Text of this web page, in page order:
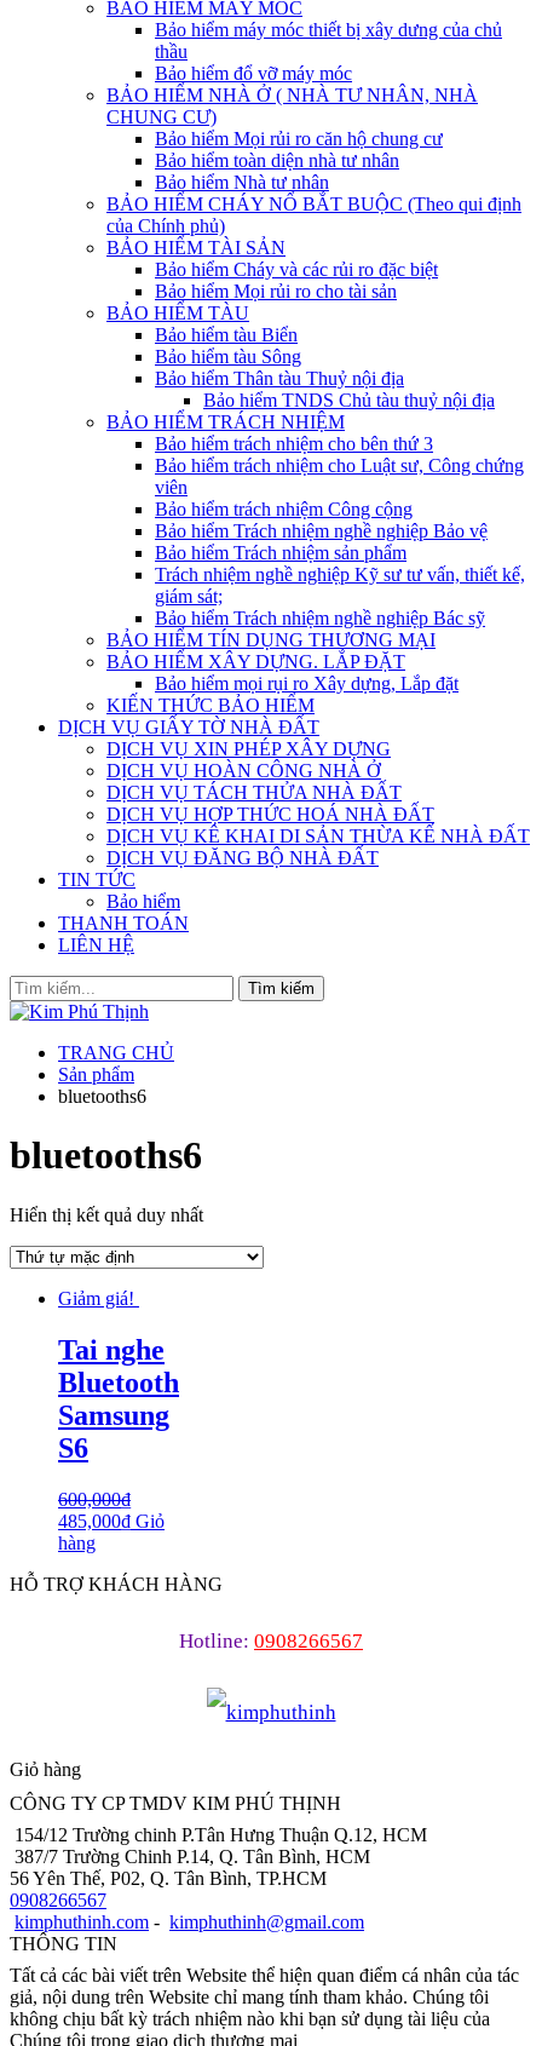
BẢO HIỂM MÁY MÓC
Bảo hiểm máy móc thiết bị xây dưng của chủ
thầu
Bảo hiểm đổ vỡ máy móc
BẢO HIỂM NHÀ Ở ( NHÀ TƯ NHÂN, NHÀ
CHUNG CƯ)
Bảo hiểm Mọi rủi ro căn hộ chung cư
Bảo hiểm toàn diện nhà tư nhân
Bảo hiểm Nhà tư nhân
BẢO HIỂM CHÁY NỔ BẮT BUỘC (Theo qui định
của Chính phủ)
BẢO HIỂM TÀI SẢN
Bảo hiểm Cháy và các rủi ro đặc biệt
Bảo hiểm Mọi rủi ro cho tài sản
BẢO HIỂM TÀU
Bảo hiểm tàu Biển
Bảo hiểm tàu Sông
Bảo hiểm Thân tàu Thuỷ nội địa
Bảo hiểm TNDS Chủ tàu thuỷ nội địa
BẢO HIỂM TRÁCH NHIỆM
Bảo hiểm trách nhiệm cho bên thứ 3
Bảo hiểm trách nhiệm cho Luật sư, Công chứng
viên
Bảo hiểm trách nhiệm Công cộng
Bảo hiểm Trách nhiệm nghề nghiệp Bảo vệ
Bảo hiểm Trách nhiệm sản phẩm
Trách nhiệm nghề nghiệp Kỹ sư tư vấn, thiết kế,
giám sát;
Bảo hiểm Trách nhiệm nghề nghiệp Bác sỹ
BẢO HIỂM TÍN DỤNG THƯƠNG MẠI
BẢO HIỂM XÂY DỰNG. LẮP ĐẶT
Bảo hiểm mọi rụi ro Xây dựng, Lắp đặt
KIẾN THỨC BẢO HIỂM
DỊCH VỤ GIẤY TỜ NHÀ ĐẤT
DỊCH VỤ XIN PHÉP XÂY DỰNG
DỊCH VỤ HOÀN CÔNG NHÀ Ở
DỊCH VỤ TÁCH THỬA NHÀ ĐẤT
DỊCH VỤ HỢP THỨC HOÁ NHÀ ĐẤT
DỊCH VỤ KÊ KHAI DI SẢN THỪA KẾ NHÀ ĐẤT
DỊCH VỤ ĐĂNG BỘ NHÀ ĐẤT
TIN TỨC
Bảo hiểm
THANH TOÁN
LIÊN HỆ
TRANG CHỦ
Sản phẩm
bluetooths6
bluetooths6
Hiển thị kết quả duy nhất
Giảm giá!
Tai nghe
Bluetooth
Samsung
S6
600,000₫
485,000₫ Giỏ
hàng
HỖ TRỢ KHÁCH HÀNG
Hotline: 0908266567
Giỏ hàng
CÔNG TY CP TMDV KIM PHÚ THỊNH
154/12 Trường chinh P.Tân Hưng Thuận Q.12, HCM
387/7 Trường Chinh P.14, Q. Tân Bình, HCM
56 Yên Thế, P02, Q. Tân Bình, TP.HCM
0908266567
kimphuthinh.com - kimphuthinh@gmail.com
THÔNG TIN
Tất cả các bài viết trên Website thể hiện quan điểm cá nhân của tác
giả, nội dung trên Website chỉ mang tính tham khảo. Chúng tôi
không chịu bất kỳ trách nhiệm nào khi bạn sử dụng tài liệu của
Chúng tôi trong giao dịch thương mại